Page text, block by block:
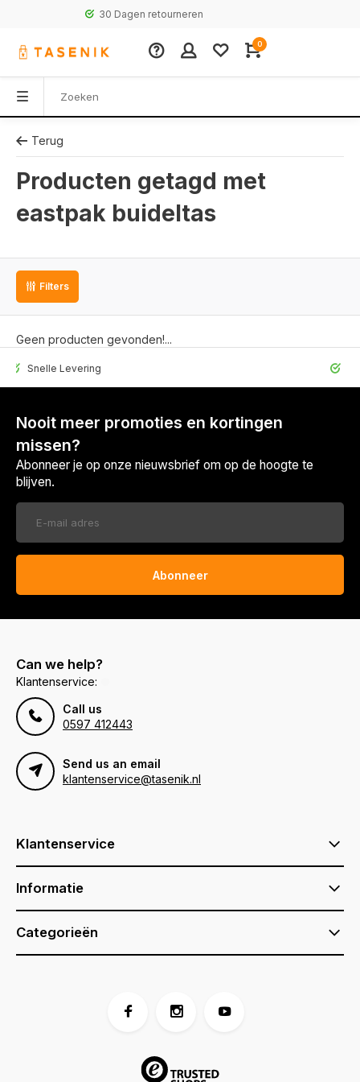
30 Dagen retourneren
0
Terug
Producten getagd met
eastpak buideltas
Filters
Geen producten gevonden!...
Levering 30
Nooit meer promoties en kortingen
missen?
Abonneer je op onze nieuwsbrief om op de hoogte te
blijven.
Abonneer
Can we help?
Klantenservice:
Call us
0597 412443
Send us an email
klantenservice@tasenik.nl
Klantenservice
Informatie
Categorieën